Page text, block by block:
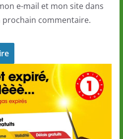
e-mail et mon site dans
commentaire.